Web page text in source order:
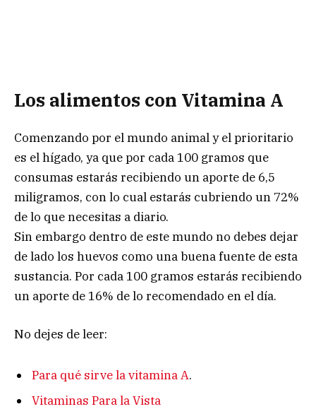
Los alimentos con Vitamina A
Comenzando por el mundo animal y el prioritario
es el hígado, ya que por cada 100 gramos que
consumas estarás recibiendo un aporte de 6,5
miligramos, con lo cual estarás cubriendo un 72%
de lo que necesitas a diario.
Sin embargo dentro de este mundo no debes dejar
de lado los huevos como una buena fuente de esta
sustancia. Por cada 100 gramos estarás recibiendo
un aporte de 16% de lo recomendado en el día.
No dejes de leer:
Para qué sirve la vitamina A.
Vitaminas Para la Vista